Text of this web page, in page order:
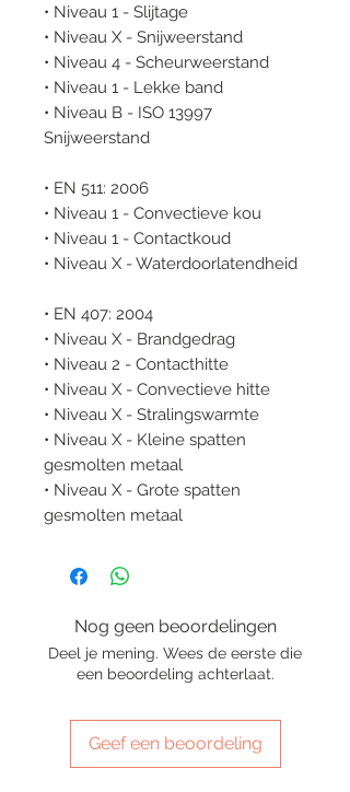
• Niveau 1 - Slijtage
• Niveau X - Snijweerstand
• Niveau 4 - Scheurweerstand
• Niveau 1 - Lekke band
• Niveau B - ISO 13997
Snijweerstand
• EN 511: 2006
• Niveau 1 - Convectieve kou
• Niveau 1 - Contactkoud
• Niveau X - Waterdoorlatendheid
• EN 407: 2004
• Niveau X - Brandgedrag
• Niveau 2 - Contacthitte
• Niveau X - Convectieve hitte
• Niveau X - Stralingswarmte
• Niveau X - Kleine spatten
gesmolten metaal
• Niveau X - Grote spatten
gesmolten metaal
Nog geen beoordelingen
Deel je mening. Wees de eerste die
een beoordeling achterlaat.
Geef een beoordeling